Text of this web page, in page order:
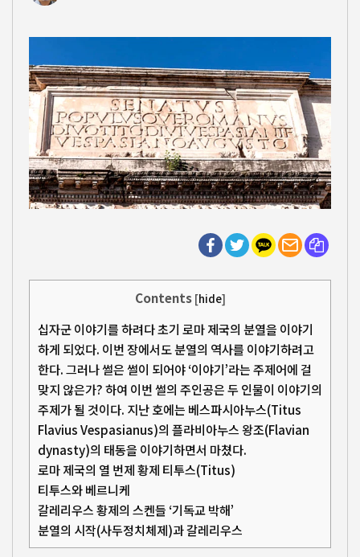
Contents [hide]
십자군 이야기를 하려다 초기 로마 제국의 분열을 이야기
하게 되었다. 이번 장에서도 분열의 역사를 이야기하려고
한다. 그러나 썰은 썰이 되어야 ‘이야기’라는 주제어에 걸
맞지 않은가? 하여 이번 썰의 주인공은 두 인물이 이야기의
주제가 될 것이다. 지난 호에는 베스파시아누스(Titus
Flavius Vespasianus)의 플라비아누스 왕조(Flavian
dynasty)의 태동을 이야기하면서 마쳤다.
로마 제국의 열 번제 황제 티투스(Titus)
티투스와 베르니케
갈레리우스 황제의 스켄들 ‘기독교 박해’
분열의 시작(사두정치체제)과 갈레리우스